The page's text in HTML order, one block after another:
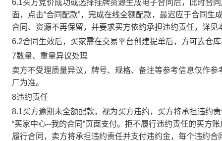
6.1买方竞价成功或选择挂牌资源生成电子合同后，此时合
面，点击“合同配款”，完成在线全额配款，最迟应于合同
合同、资源不再保留，并要求买方依约承担违约责任，详见
6.2合同生效后，买家需在交易平台创建提单后，方可去仓
7数量、重量异议处理
卖方不受理质量异议，牌号、规格、备注等参考信息仅作
厂为准。
8违约责任
8.1买方逾期未全额配款，视为买方违约，买方将承担违约
“买家中心--我的合同”页面支付。拒不履行违约责任的买方
履行合同，卖方将承担违约责任并支付违约金，每个违约